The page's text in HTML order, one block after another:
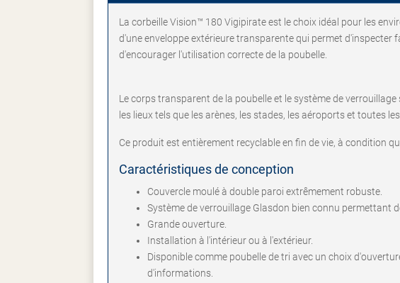
La corbeille Vision™ 180 Vigipirate est le choix idéal pour les
d'une enveloppe extérieure transparente qui permet d'inspecter
d'encourager l'utilisation correcte de la poubelle.
Le corps transparent de la poubelle et le système de
les lieux tels que les arènes, les stades, les aéroports et toutes
Ce produit est entièrement recyclable en fin de vie, à condition
Caractéristiques de conception
Couvercle moulé à double paroi extrêmement robuste.
Système de verrouillage Glasdon bien connu permettant
Grande ouverture.
Installation à l'intérieur ou à l'extérieur.
Disponible comme poubelle de tri avec un choix
d'informations.